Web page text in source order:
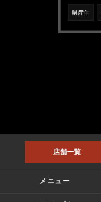
県産牛
店舗一覧
メニュー